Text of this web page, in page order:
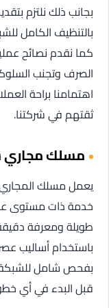
بجانب ذلك نلتزم
بالتنظيف الكامل
كما نقدم نصائح
الصرف وتجنب
اهتمامنا براحة
ثقتهم في شركتنا.
مسلك مجاري
يعمل مسلك
خدمة ذات مستوى
طويلة ومعرفة
باستخدام أساليب
بفحص شامل
قبل البدء في أي